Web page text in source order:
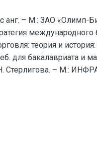
– М.: ЗАО «Олимп-
международного
теория и
для бакалавриата и
Стерлигова. – М.: